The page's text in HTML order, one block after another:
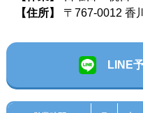
【住所】
〒767-0012 香
LINE